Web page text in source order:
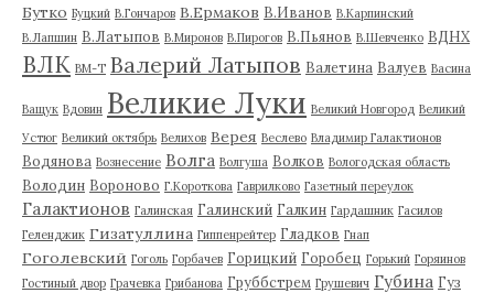
Бутко Буцкий В.Гончаров В.Ермаков В.Иванов В.Карпинский
В.Лапшин В.Латыпов В.Миронов В.Пирогов В.Пьянов В.Шевченко ВДНХ
ВЛК ВМ-Т Валерий Латыпов Валетина Валуев Васина
Ващук Вдовин Великие Луки Великий Новгород Великий
Устюг Великий октябрь Велихов Верея Веслево Владимир Галактионов
Водянова Вознесение Волга Волгуша Волков Вологодская область
Володин Вороново Г.Короткова Гаврилково Газетный переулок
Галактионов Галинская Галинский Галкин Гардашник Гасилов
Геленджик Гизатуллина Гиппенрейтер Гладков Гнап
Гоголевский Гоголь Горбачев Горицкий Горобец Горький Горяинов
Гостиный двор Грачевка Грибанова Груббстрем Грушевич Губина Гуз